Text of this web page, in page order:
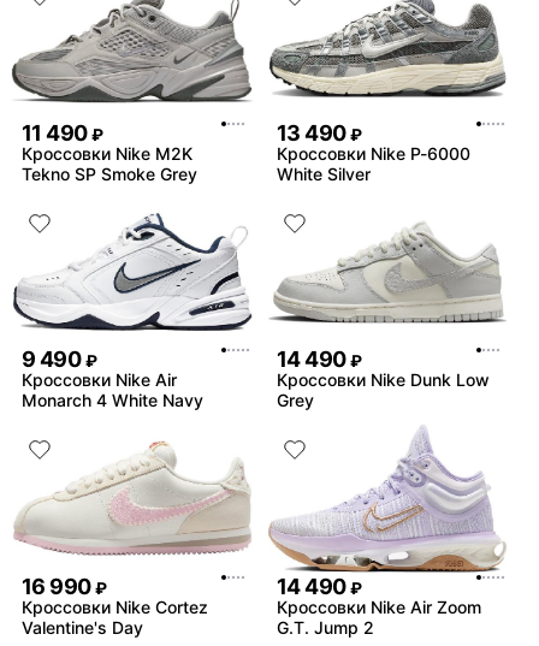
11 490 ₽
Кроссовки Nike M2K
Tekno SP Smoke Grey
13 490 ₽
Кроссовки Nike P-6000
White Silver
9 490 ₽
Кроссовки Nike Air
Monarch 4 White Navy
14 490 ₽
Кроссовки Nike Dunk Low
Grey
16 990 ₽
Кроссовки Nike Cortez
Valentine's Day
14 490 ₽
Кроссовки Nike Air Zoom
G.T. Jump 2